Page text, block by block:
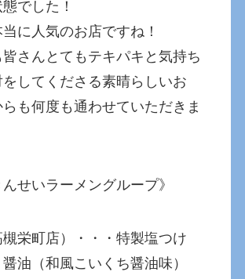
でした！
に人気のお店ですね！
さんとてもテキパキと気持ち
してくださる素晴らしいお
も何度も通わせていただきま
んせいラーメングループ》
槻栄町店）・・・特製塩つけ
油（和風こいくち醤油味）